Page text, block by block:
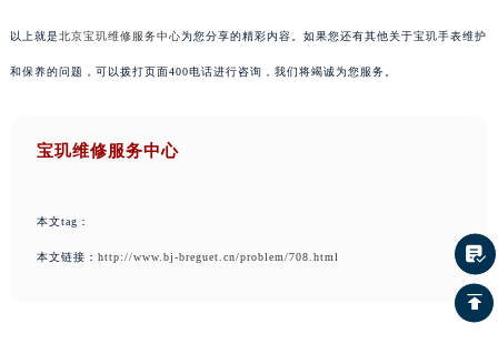
以上就是北京宝玑维修服务中心为您分享的精彩内容。如果您还有其他关于宝玑手表维护
和保养的问题，可以拨打页面400电话进行咨询，我们将竭诚为您服务。
宝玑维修服务中心
本文tag：
本文链接： http://www.bj-breguet.cn/problem/708.html